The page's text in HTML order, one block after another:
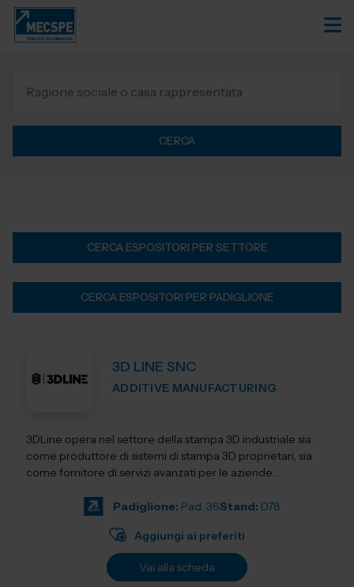
CERCA
CERCA ESPOSITORI PER SETTORE
CERCA ESPOSITORI PER PADIGLIONE
3D LINE SNC
ADDITIVE MANUFACTURING
3DLine opera nel settore della stampa 3D industriale sia
come produttore di sistemi di stampa 3D proprietari, sia
come fornitore di servizi avanzati per le aziende.
Padiglione: Pad. 36Stand: D78
Aggiungi ai preferiti
Vai alla scheda